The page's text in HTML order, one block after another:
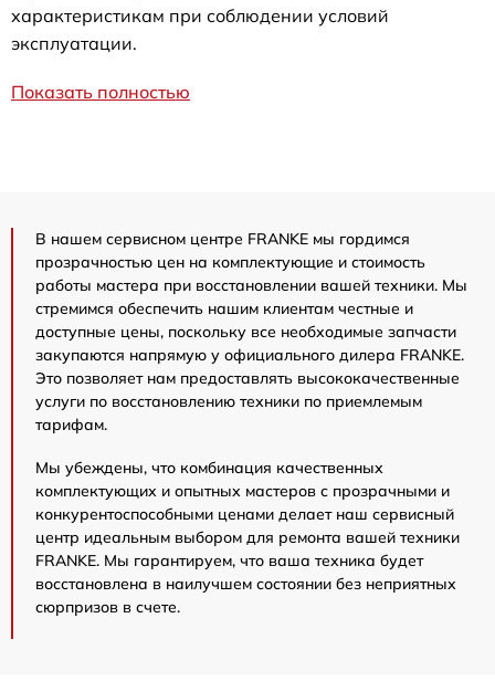
характеристикам при соблюдении условий
эксплуатации.
Показать полностью
В нашем сервисном центре FRANKE мы гордимся
прозрачностью цен на комплектующие и стоимость
работы мастера при восстановлении вашей техники. Мы
стремимся обеспечить нашим клиентам честные и
доступные цены, поскольку все необходимые запчасти
закупаются напрямую у официального дилера FRANKE.
Это позволяет нам предоставлять высококачественные
услуги по восстановлению техники по приемлемым
тарифам.
Мы убеждены, что комбинация качественных
комплектующих и опытных мастеров с прозрачными и
конкурентоспособными ценами делает наш сервисный
центр идеальным выбором для ремонта вашей техники
FRANKE. Мы гарантируем, что ваша техника будет
восстановлена в наилучшем состоянии без неприятных
сюрпризов в счете.